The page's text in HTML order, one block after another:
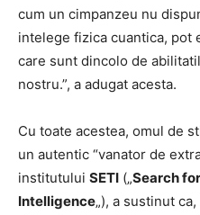
cum un cimpanzeu nu
intelege fizica cuantica, pot
care sunt dincolo de
nostru.”, a adugat acesta.
Cu toate acestea, omul de
un autentic “vanator de
institutului SETI („Search
Intelligence„), a sustinut